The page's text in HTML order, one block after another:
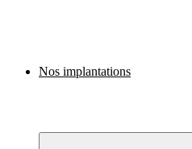
Nos implantations